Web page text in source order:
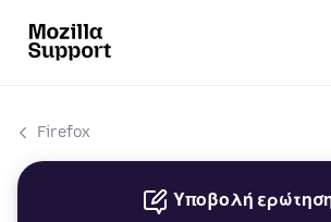
Firefox
Υποβολή